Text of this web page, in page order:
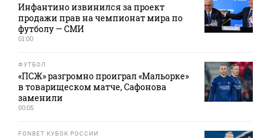
Инфантино извинился за проект
продажи прав на чемпионат мира по
футболу — СМИ
01:00
ФУТБОЛ
«ПСЖ» разгромно проиграл «Мальорке»
в товарищеском матче, Сафонова
заменили
00:05
FONBET КУБОК РОССИИ